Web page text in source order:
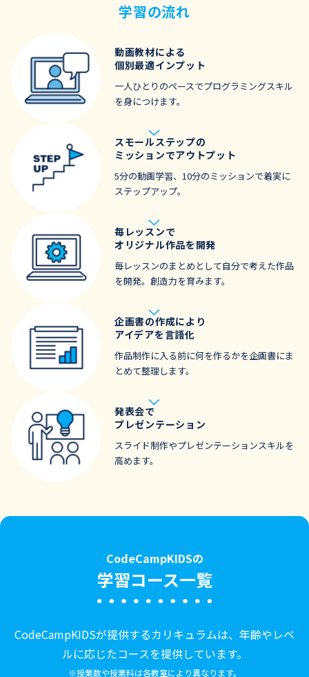
学習の流れ
動画教材による
個別最適インプット
一人ひとりのペースでプログラミングスキル
を身につけます。
スモールステップの
ミッションでアウトプット
5分の動画学習、10分のミッションで着実に
ステップアップ。
毎レッスンで
オリジナル作品を開発
毎レッスンのまとめとして自分で考えた作品
を開発。創造力を育みます。
企画書の作成により
アイデアを言語化
作品制作に入る前に何を作るかを企画書にま
とめて整理します。
発表会で
プレゼンテーション
スライド制作やプレゼンテーションスキルを
高めます。
CodeCampKIDSの
学習コース一覧
CodeCampKIDSが提供するカリキュラムは、年齢やレベ
ルに応じたコースを提供しています。
※授業数や授業料は各教室により異なります。